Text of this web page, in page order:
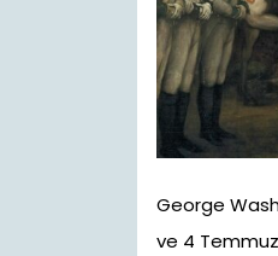
George
ve 4 Temmuz